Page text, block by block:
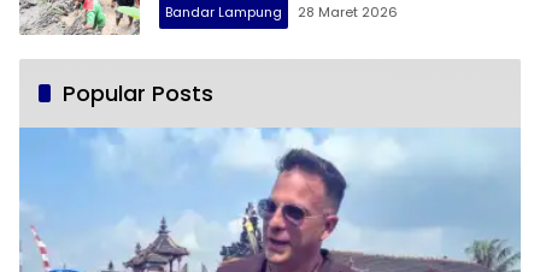
Bandar Lampung 28 Maret 2026
Popular Posts